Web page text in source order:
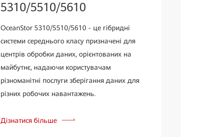
5310/5510/5610
OceanStor 5310/5510/5610 - це гібридні
системи середнього класу призначені для
центрів обробки даних, орієнтованих на
майбутнє, надаючи користувачам
різноманітні послуги зберігання даних для
різних робочих навантажень.
Дізнатися більше